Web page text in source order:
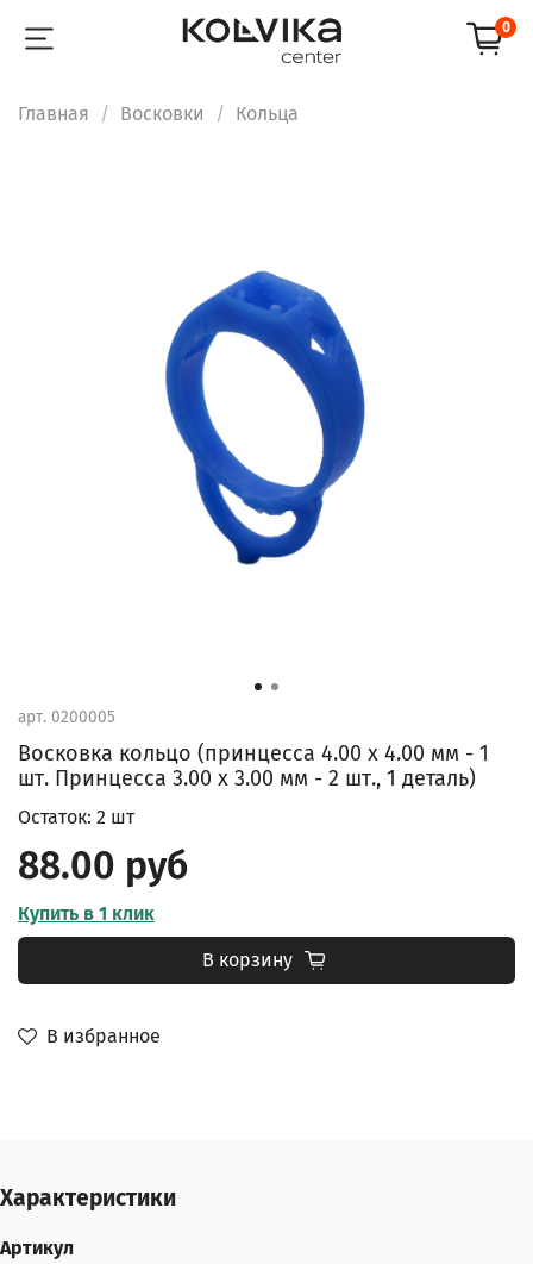
0
Главная Восковки Кольца
арт. 0200005
Восковка кольцо (принцесса 4.00 х 4.00 мм - 1
шт. Принцесса 3.00 х 3.00 мм - 2 шт., 1 деталь)
В избранное
Остаток: 2 шт
88.00 руб
Купить в 1 клик
В корзину
Характеристики
Артикул